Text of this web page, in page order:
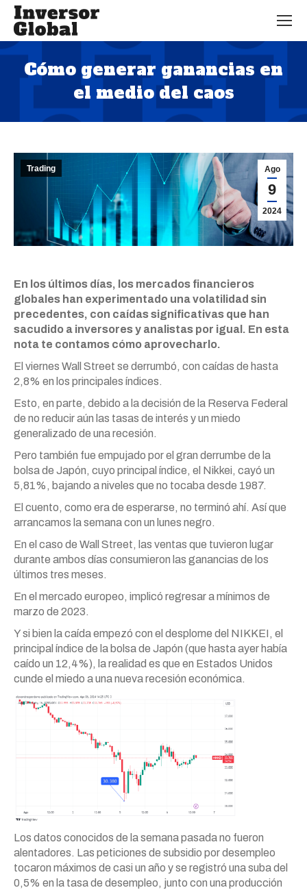
Cómo generar ganancias en
el medio del caos
Estás aquí:
Ago
9
2024
Trading
En los últimos días, los mercados financieros
globales han experimentado una volatilidad sin
precedentes, con caídas significativas que han
sacudido a inversores y analistas por igual. En esta
nota te contamos cómo aprovecharlo.
El viernes Wall Street se derrumbó, con caídas de hasta
2,8% en los principales índices.
Esto, en parte, debido a la decisión de la Reserva Federal
de no reducir aún las tasas de interés y un miedo
generalizado de una recesión.
Pero también fue empujado por el gran derrumbe de la
bolsa de Japón, cuyo principal índice, el Nikkei, cayó un
5,81%, bajando a niveles que no tocaba desde 1987.
El cuento, como era de esperarse, no terminó ahí. Así que
arrancamos la semana con un lunes negro.
En el caso de Wall Street, las ventas que tuvieron lugar
durante ambos días consumieron las ganancias de los
últimos tres meses.
En el mercado europeo, implicó regresar a mínimos de
marzo de 2023.
Y si bien la caída empezó con el desplome del NIKKEI, el
principal índice de la bolsa de Japón (que hasta ayer había
caído un 12,4%), la realidad es que en Estados Unidos
cunde el miedo a una nueva recesión económica.
Los datos conocidos de la semana pasada no fueron
alentadores. Las peticiones de subsidio por desempleo
tocaron máximos de casi un año y se registró una suba del
0,5% en la tasa de desempleo, junto con una producción